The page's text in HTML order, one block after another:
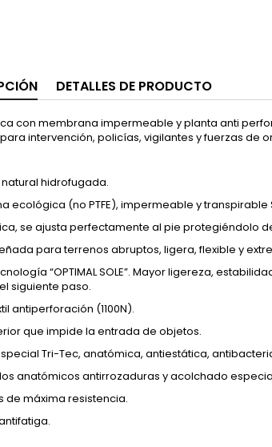
DETALLES DE PRODUCTO
con membrana impermeable y planta anti
intervención, policías, vigilantes y fuerzas de
natural hidrofugada.
ecológica (no PTFE), impermeable y transpirable
se ajusta perfectamente al pie protegiéndolo
para terrenos abruptos, ligera, flexible y
“OPTIMAL SOLE”. Mayor ligereza,
siguiente paso.
antiperforación (1100N).
que impide la entrada de objetos.
Tri-Tec, anatómica, antiestática,
anatómicos antirrozaduras y acolchado
de máxima resistencia.